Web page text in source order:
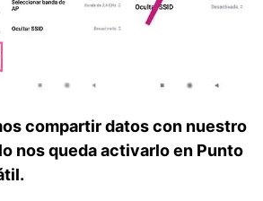
compartir datos con nuestro
nos queda activarlo en Punto